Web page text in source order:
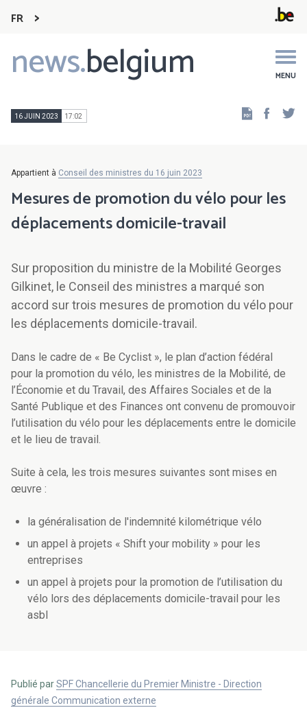
FR
news.belgium MENU
Main
navigation
16 JUIN 2023 17:02
Appartient à Conseil des ministres du 16 juin 2023
Mesures de promotion du vélo pour les
déplacements domicile-travail
Sur proposition du ministre de la Mobilité Georges
Gilkinet, le Conseil des ministres a marqué son
accord sur trois mesures de promotion du vélo pour
les déplacements domicile-travail.
Dans le cadre de « Be Cyclist », le plan d’action fédéral
pour la promotion du vélo, les ministres de la Mobilité, de
l’Économie et du Travail, des Affaires Sociales et de la
Santé Publique et des Finances ont convenu de promouvoir
l’utilisation du vélo pour les déplacements entre le domicile
et le lieu de travail.
Suite à cela, les trois mesures suivantes sont mises en
œuvre :
la généralisation de l'indemnité kilométrique vélo
un appel à projets « Shift your mobility » pour les
entreprises
un appel à projets pour la promotion de l’utilisation du
vélo lors des déplacements domicile-travail pour les
asbl
Publié parSPF Chancellerie du Premier Ministre - Direction
générale Communication externe